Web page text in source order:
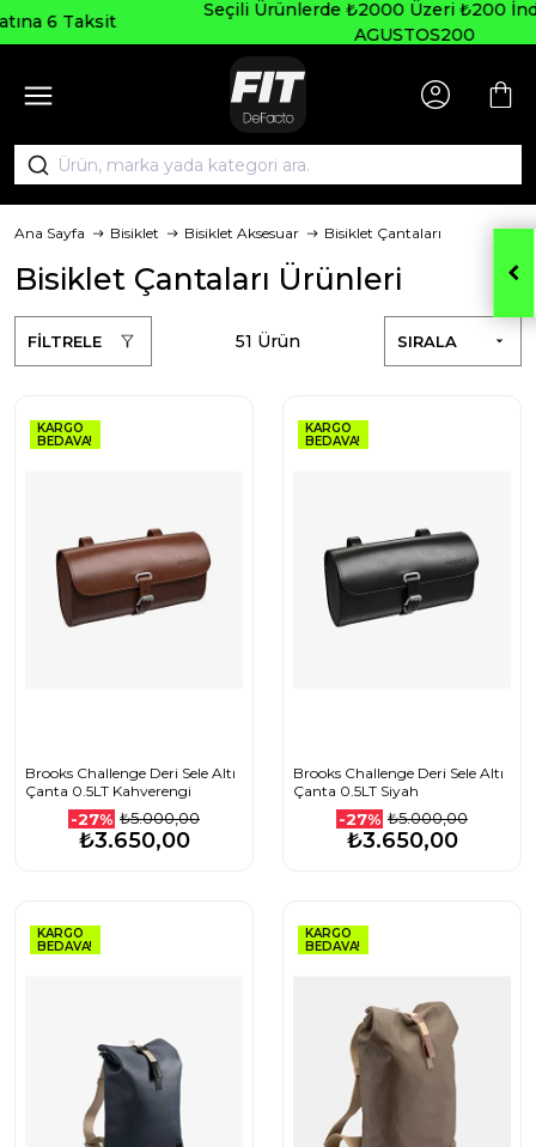
Seçili Ürünlerde ₺2000 Üzeri ₺200 İndirim Kodu:
Ana Sayfa Bisiklet Bisiklet Aksesuar Bisiklet Çantaları
Bisiklet Çantaları Ürünleri
FİLTRELE SIRALA
51 Ürün
KARGO
BEDAVA!
Brooks Challenge Deri Sele Altı
Çanta 0.5LT Kahverengi
-27% ₺5.000,00
₺3.650,00
KARGO
BEDAVA!
Brooks Challenge Deri Sele Altı
Çanta 0.5LT Siyah
-27% ₺5.000,00
₺3.650,00
KARGO
BEDAVA!
KARGO
BEDAVA!